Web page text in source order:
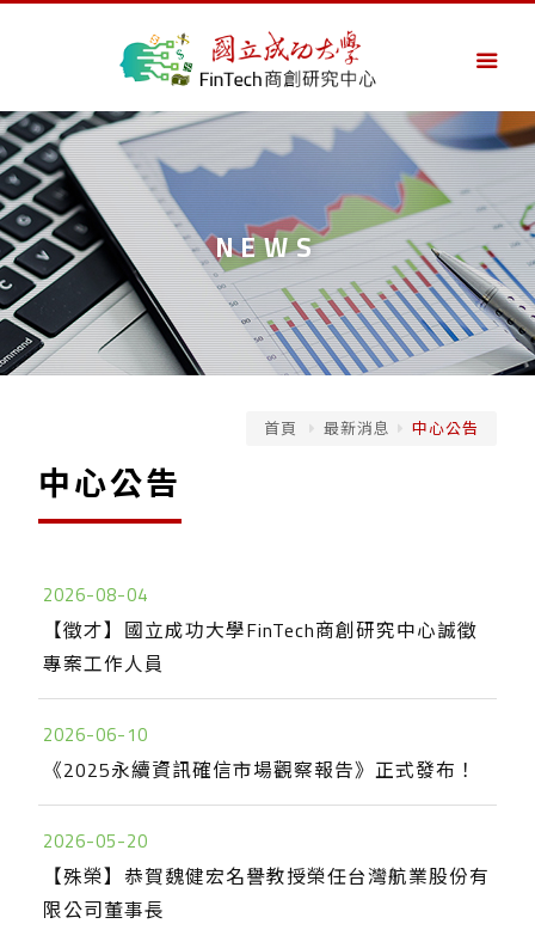
NEWS
首頁 最新消息 中心公告
中心公告
2026-08-04
【徵才】國立成功大學FinTech商創研究中心誠徵
專案工作人員
2026-06-10
《2025永續資訊確信市場觀察報告》正式發布！
2026-05-20
【殊榮】恭賀魏健宏名譽教授榮任台灣航業股份有
限公司董事長